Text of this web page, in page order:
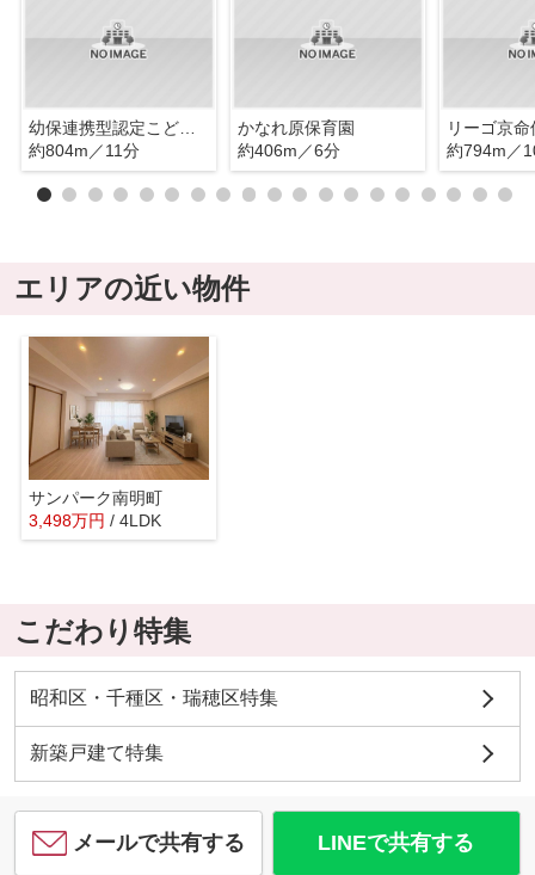
幼保連携型認定こども園しらほ宮根台保育園
約804m／11分
かなれ原保育園
約406m／6分
リーゴ京
約794m／
エリアの近い物件
サンパーク南明町
3,498万円 / 4LDK
こだわり特集
昭和区・千種区・瑞穂区特集
新築戸建て特集
メールで共有する LINEで共有する